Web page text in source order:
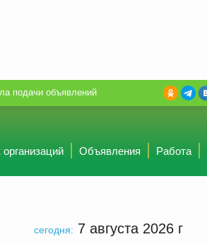
подачи объявлений
Объявления Работа
сегодня: 7 августа 2026 г